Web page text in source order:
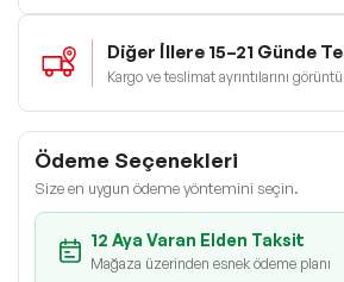
Diğer İllere 15–21 Günde
Kargo ve teslimat ayrıntılarını
Ödeme Seçenekleri
Size en uygun ödeme yöntemini seçin.
12 Aya Varan Elden Taksit
Mağaza üzerinden esnek ödeme planı